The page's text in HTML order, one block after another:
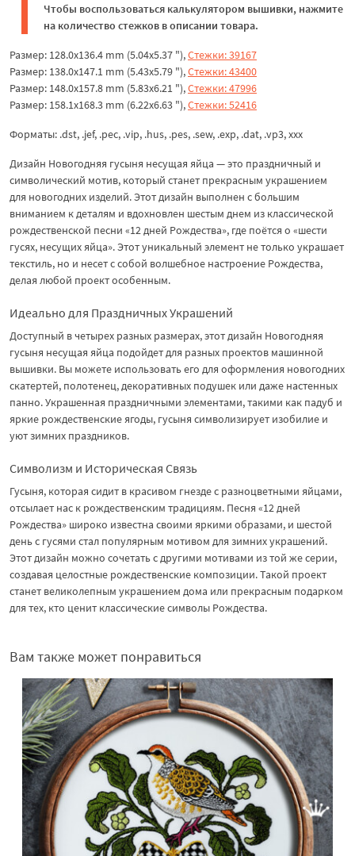
Чтобы воспользоваться калькулятором вышивки, нажмите
на количество стежков в описании товара.
Размер: 128.0x136.4 mm (5.04x5.37 "),Стежки: 39167
Размер: 138.0x147.1 mm (5.43x5.79 "),Стежки: 43400
Размер: 148.0x157.8 mm (5.83x6.21 "),Стежки: 47996
Размер: 158.1x168.3 mm (6.22x6.63 "),Стежки: 52416
Форматы: .dst, .jef, .pec, .vip, .hus, .pes, .sew, .exp, .dat, .vp3, xxx
Дизайн Новогодняя гусыня несущая яйца — это праздничный и
символический мотив, который станет прекрасным украшением
для новогодних изделий. Этот дизайн выполнен с большим
вниманием к деталям и вдохновлен шестым днем из классической
рождественской песни «12 дней Рождества», где поётся о «шести
гусях, несущих яйца». Этот уникальный элемент не только украшает
текстиль, но и несет с собой волшебное настроение Рождества,
делая любой проект особенным.
Идеально для Праздничных Украшений
Доступный в четырех разных размерах, этот дизайн Новогодняя
гусыня несущая яйца подойдет для разных проектов машинной
вышивки. Вы можете использовать его для оформления новогодних
скатертей, полотенец, декоративных подушек или даже настенных
панно. Украшенная праздничными элементами, такими как падуб и
яркие рождественские ягоды, гусыня символизирует изобилие и
уют зимних праздников.
Символизм и Историческая Связь
Гусыня, которая сидит в красивом гнезде с разноцветными яйцами,
отсылает нас к рождественским традициям. Песня «12 дней
Рождества» широко известна своими яркими образами, и шестой
день с гусями стал популярным мотивом для зимних украшений.
Этот дизайн можно сочетать с другими мотивами из той же серии,
создавая целостные рождественские композиции. Такой проект
станет великолепным украшением дома или прекрасным подарком
для тех, кто ценит классические символы Рождества.
Вам также может понравиться